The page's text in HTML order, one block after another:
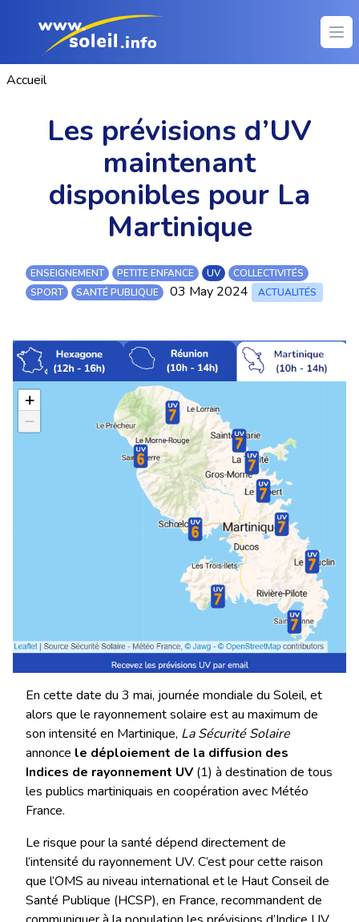
Accueil
Les prévisions d’UV
maintenant
disponibles pour La
Martinique
ENSEIGNEMENT PETITE ENFANCE UV
COLLECTIVITÉS
SPORT
SANTÉ PUBLIQUE 03 May 2024 ACTUALITÉS
En cette date du 3 mai, journée mondiale du Soleil, et
alors que le rayonnement solaire est au maximum de
son intensité en Martinique, La Sécurité Solaire
annonce le déploiement de la diffusion des
Indices de rayonnement UV (1) à destination de tous
les publics martiniquais en coopération avec Météo
France.
Le risque pour la santé dépend directement de
l’intensité du rayonnement UV. C’est pour cette raison
que l’OMS au niveau international et le Haut Conseil de
Santé Publique (HCSP), en France, recommandent de